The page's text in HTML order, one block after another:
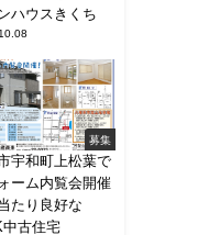
ハウスきくち
募集
宇和町上松葉で
ーム内覧会開催
たり良好な
中古住宅